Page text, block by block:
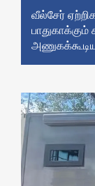
வீல்சேர்